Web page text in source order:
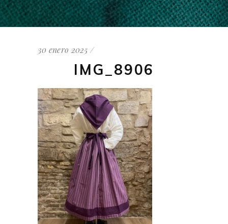
30 enero 2025
IMG_8906